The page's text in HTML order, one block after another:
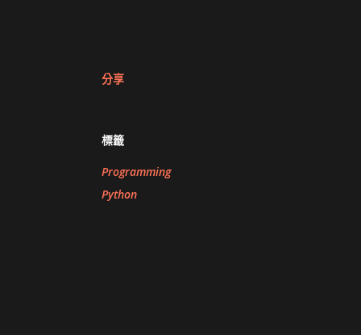
分享
標籤
Programming
Python